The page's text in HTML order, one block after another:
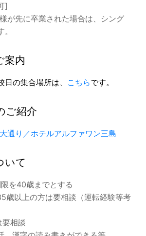
]
が先に卒業された場合は、シング
案内
の集合場所は、 こちらです。
ご紹介
通り／ホテルアルファワン三島
いて
を40歳までとする
上の方は要相談（運転経験等考
相談